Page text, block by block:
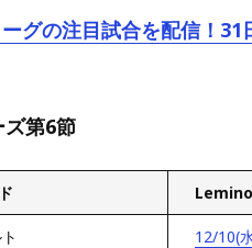
グの注目試合を配信！31
ズ第6節
12/10(